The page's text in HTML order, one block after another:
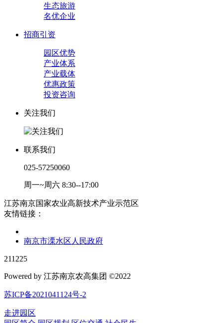
生态旅游
名优企业
招商引资
园区优势
产业体系
产业载体
优惠政策
投资咨询
关注我们
联系我们
025-57250060
周一~周六 8:30--17:00
江苏南京国家农业高新技术产业示范区
友情链接：
南京市溧水区人民政府
211225
Powered by 江苏南京农高集团 ©2022
苏ICP备2021041124号-2
走进园区